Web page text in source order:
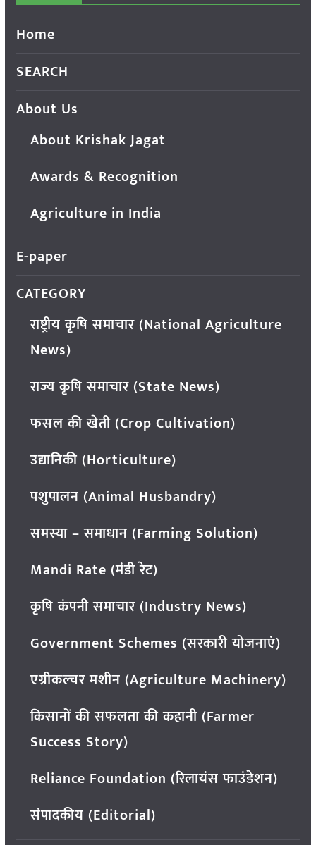
Home
SEARCH
About Us
About Krishak Jagat
Awards & Recognition
Agriculture in India
E-paper
CATEGORY
राष्ट्रीय कृषि समाचार (National Agriculture
News)
राज्य कृषि समाचार (State News)
फसल की खेती (Crop Cultivation)
उद्यानिकी (Horticulture)
पशुपालन (Animal Husbandry)
समस्या – समाधान (Farming Solution)
Mandi Rate (मंडी रेट)
कृषि कंपनी समाचार (Industry News)
Government Schemes (सरकारी योजनाएं)
एग्रीकल्चर मशीन (Agriculture Machinery)
किसानों की सफलता की कहानी (Farmer
Success Story)
Reliance Foundation (रिलायंस फाउंडेशन)
संपादकीय (Editorial)